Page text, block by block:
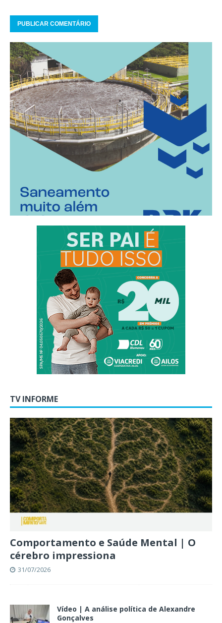
TV INFORME
Comportamento e Saúde Mental | O
cérebro impressiona
31/07/2026
Vídeo | A análise política de Alexandre
Gonçalves